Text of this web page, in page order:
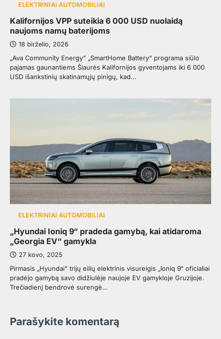
ELEKTRINIAI AUTOMOBILIAI
Kalifornijos VPP suteikia 6 000 USD nuolaidą
naujoms namų baterijoms
18 birželio, 2026
„Ava Community Energy“ „SmartHome Battery“ programa siūlo
pajamas gaunantiems Šiaurės Kalifornijos gyventojams iki 6 000
USD išankstinių skatinamųjų pinigų, kad…
ELEKTRINIAI AUTOMOBILIAI
„Hyundai Ioniq 9“ pradeda gamybą, kai atidaroma
„Georgia EV“ gamykla
27 kovo, 2025
Pirmasis „Hyundai“ trijų eilių elektrinis visureigis „Ioniq 9“ oficialiai
pradėjo gamybą savo didžiulėje naujoje EV gamykloje Gruzijoje.
Trečiadienį bendrovė surengė…
Parašykite komentarą